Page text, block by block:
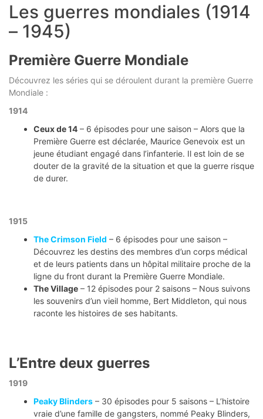
Les guerres mondiales (1914
– 1945)
Première Guerre Mondiale
Découvrez les séries qui se déroulent durant la première Guerre
Mondiale :
1914
Ceux de 14 – 6 épisodes pour une saison – Alors que la
Première Guerre est déclarée, Maurice Genevoix est un
jeune étudiant engagé dans l’infanterie. Il est loin de se
douter de la gravité de la situation et que la guerre risque
de durer.
1915
The Crimson Field – 6 épisodes pour une saison –
Découvrez les destins des membres d’un corps médical
et de leurs patients dans un hôpital militaire proche de la
ligne du front durant la Première Guerre Mondiale.
The Village – 12 épisodes pour 2 saisons – Nous suivons
les souvenirs d’un vieil homme, Bert Middleton, qui nous
raconte les histoires de ses habitants.
L’Entre deux guerres
1919
Peaky Blinders – 30 épisodes pour 5 saisons – L’histoire
vraie d’une famille de gangsters, nommé Peaky Blinders,